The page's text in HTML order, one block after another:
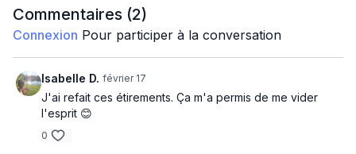
Commentaires (2)
Connexion Pour participer à la conversation
Isabelle D. février 17
J'ai refait ces étirements. Ça m'a permis de me vider
l'esprit 😊
0